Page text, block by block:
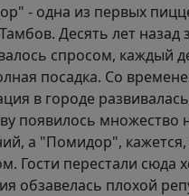
- одна из первых
Десять лет назад
спросом, каждый
посадка. Со
в городе
появилось множество
а "Помидор", кажется,
Гости перестали сюда
обзавелась плохой